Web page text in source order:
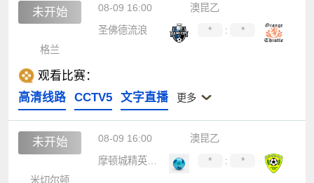
未开始 08-09 16:00
澳昆乙
圣佛德流浪
* :
*
格兰
观看比赛：
高清线路
CCTV5 文字直播 更多
未开始 08-09 16:00
澳昆乙
摩顿城精英后备队
* :
*
米切尔顿